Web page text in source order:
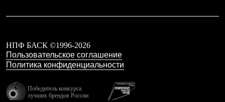
Шевроны
Опушки
Термоковрики
В Арктику
Коллекции
НПФ БАСК ©1996-2026
Пользовательское соглашение
Политика конфиденциальности
Победитель конкурса
лучших брендов России